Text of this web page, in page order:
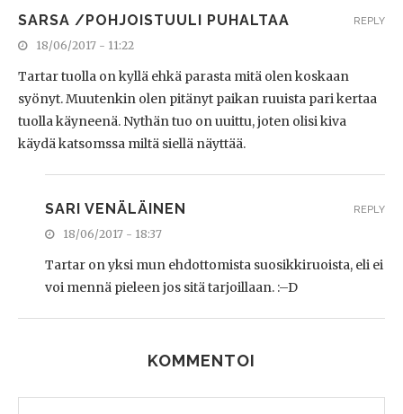
SARSA /POHJOISTUULI PUHALTAA
18/06/2017 - 11:22
Tartar tuolla on kyllä ehkä parasta mitä olen koskaan
syönyt. Muutenkin olen pitänyt paikan ruuista pari kertaa
tuolla käyneenä. Nythän tuo on uuittu, joten olisi kiva
käydä katsomssa miltä siellä näyttää.
REPLY
SARI VENÄLÄINEN
18/06/2017 - 18:37
Tartar on yksi mun ehdottomista suosikkiruoista, eli ei
voi mennä pieleen jos sitä tarjoillaan. :–D
REPLY
KOMMENTOI